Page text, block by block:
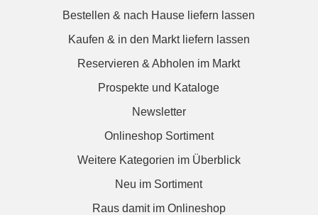
Bestellen & nach Hause liefern lassen
Kaufen & in den Markt liefern lassen
Reservieren & Abholen im Markt
Prospekte und Kataloge
Newsletter
Onlineshop Sortiment
Weitere Kategorien im Überblick
Neu im Sortiment
Raus damit im Onlineshop